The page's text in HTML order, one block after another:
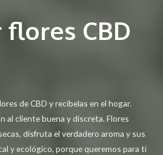
CBD
de CBD y recíbelas en el hogar.
al cliente buena y discreta. Flores
disfruta el verdadero aroma y sus
y ecológico, porque queremos para ti